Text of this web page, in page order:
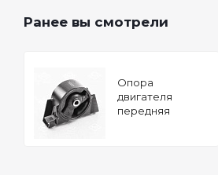
Ранее вы смотрели
Опора
двигателя
передняя